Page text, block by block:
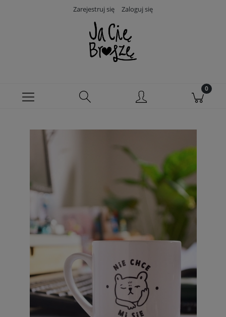
Zarejestruj się Zaloguj się